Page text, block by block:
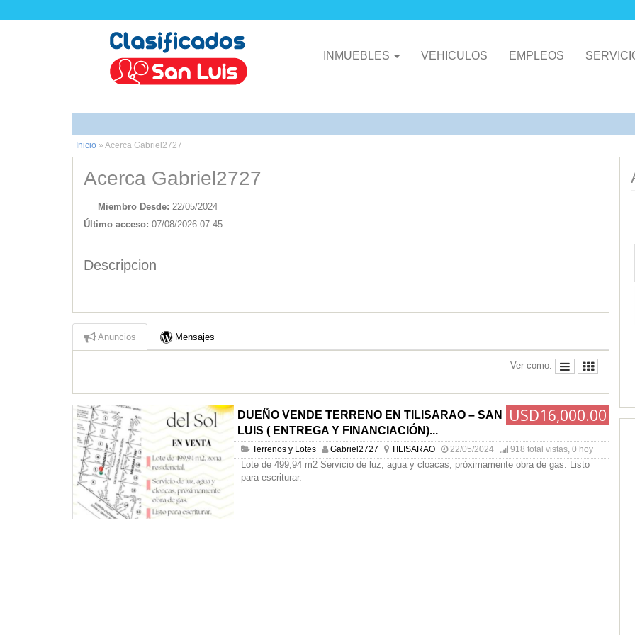
INMUEBLES VEHICULOS EMPLEOS
Inicio » Acerca Gabriel2727
Acerca Gabriel2727
Miembro Desde: 22/05/2024
Último acceso: 07/08/2026 07:45
Descripcion
Anuncios Mensajes
Ver como:
USD16,000.00
DUEÑO VENDE TERRENO EN TILISARAO – SAN
LUIS ( ENTREGA Y FINANCIACIÓN)...
Terrenos y Lotes Gabriel2727 TILISARAO 22/05/2024 918 total vistas, 0 hoy
Lote de 499,94 m2 Servicio de luz, agua y cloacas, próximamente obra de gas. Listo
para escriturar.